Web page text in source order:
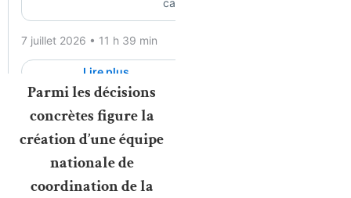
Parmi les décisions
concrètes figure la
création d’une équipe
nationale de
coordination de la